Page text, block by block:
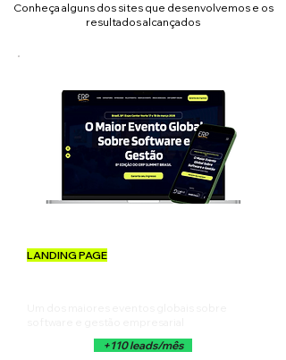
Conheça alguns dos sites que desenvolvemos e os
resultados alcançados
LANDING PAGE
+110 leads/mês